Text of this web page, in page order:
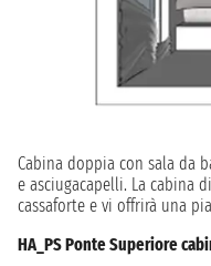
Cabina doppia con sala da
e asciugacapelli. La cabina
cassaforte e vi offrirà una
HA_PS Ponte Superiore